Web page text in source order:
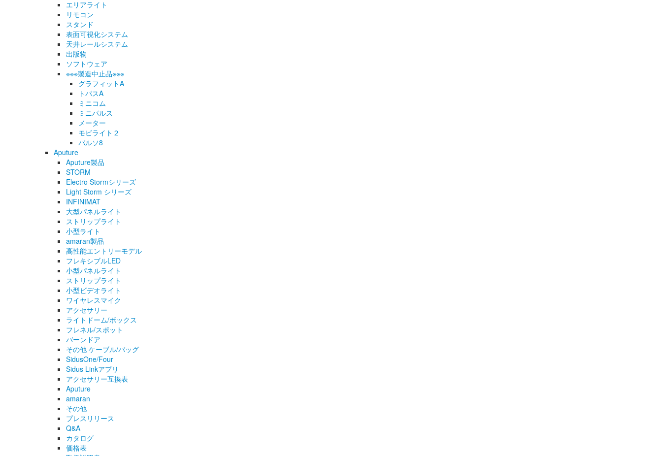
エリアライト
リモコン
スタンド
表面可視化システム
天井レールシステム
出版物
ソフトウェア
※※※製造中止品※※※
グラフィットA
トパスA
ミニコム
ミニパルス
メーター
モビライト２
パルソ8
Aputure
Aputure製品
STORM
Electro Stormシリーズ
Light Storm シリーズ
INFINIMAT
大型パネルライト
ストリップライト
小型ライト
amaran製品
高性能エントリーモデル
フレキシブルLED
小型パネルライト
ストリップライト
小型ビデオライト
ワイヤレスマイク
アクセサリー
ライトドーム/ボックス
フレネル/スポット
バーンドア
その他 ケーブル/バッグ
SidusOne/Four
Sidus Linkアプリ
アクセサリー互換表
Aputure
amaran
その他
プレスリリース
Q&A
カタログ
価格表